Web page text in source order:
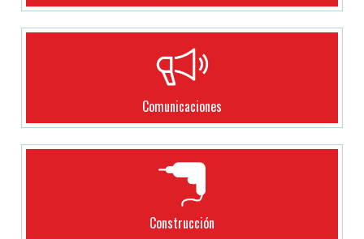
Comunicaciones
Construcción